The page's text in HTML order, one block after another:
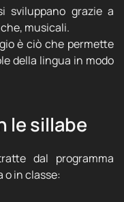
sviluppano grazie a
musicali.
è ciò che permette
della lingua in modo
le sillabe
dal programma
o in classe: